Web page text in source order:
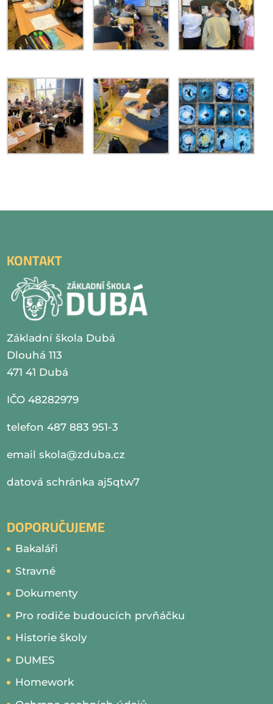
KONTAKT
Základní škola Dubá
Dlouhá 113
471 41 Dubá
IČO 48282979
telefon 487 883 951-3
emailskola@zduba.cz
datová schránka aj5qtw7
DOPORUČUJEME
Bakaláři
Stravné
Dokumenty
Pro rodiče budoucích prvňáčku
Historie školy
DUMES
Homework